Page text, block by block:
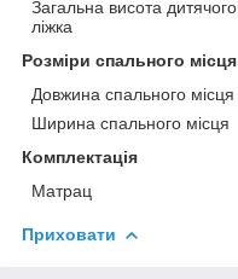
Загальна висота дитячого
ліжка
Розміри спального місця
Довжина спального місця
Ширина спального місця
Комплектація
Матрац
Приховати